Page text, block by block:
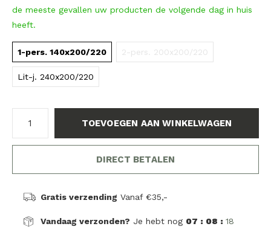
de meeste gevallen uw producten de volgende dag in huis
heeft.
1-pers. 140x200/220 2-pers. 200x200/220
Lit-j. 240x200/220
TOEVOEGEN AAN WINKELWAGEN
DIRECT BETALEN
Gratis verzending Vanaf €35,-
Vandaag verzonden? Je hebt nog 07 : 08 : 18